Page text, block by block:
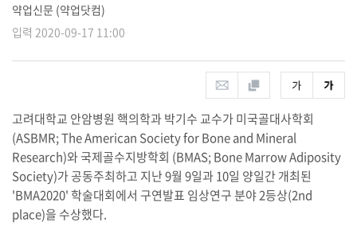
약업신문 (약업닷컴)
입력 2020-09-17 11:00
고려대학교 안암병원 핵의학과 박기수 교수가 미국골대사학회
(ASBMR; The American Society for Bone and Mineral
Research)와 국제골수지방학회 (BMAS; Bone Marrow Adiposity
Society)가 공동주최하고 지난 9월 9일과 10일 양일간 개최된
'BMA2020' 학술대회에서 구연발표 임상연구 분야 2등상(2nd
place)을 수상했다.